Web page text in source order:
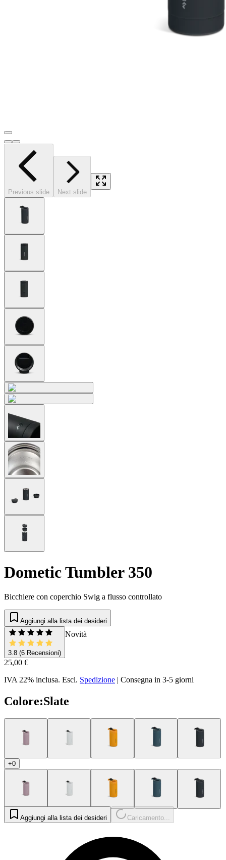
Previous slide Next slide
Dometic Tumbler 350
Bicchiere con coperchio Swig a flusso controllato
Aggiungi alla lista dei desideri
3.8 (6 Recensioni)
Novità
25,00 €
IVA 22% inclusa. Escl. Spedizione | Consegna in 3-5 giorni
Colore:Slate
+0
Aggiungi alla lista dei desideri Caricamento...